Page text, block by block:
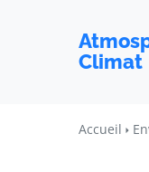
Climat
Accueil